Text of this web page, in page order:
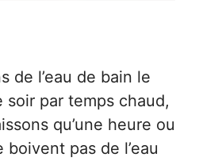
de l’eau de bain le
par temps chaud,
qu’une heure ou
boivent pas de l’eau